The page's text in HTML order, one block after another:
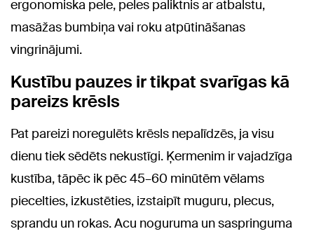
ergonomiska pele, peles paliktnis ar atbalstu,
masāžas bumbiņa vai roku atpūtināšanas
vingrinājumi.
Kustību pauzes ir tikpat svarīgas kā
pareizs krēsls
Pat pareizi noregulēts krēsls nepalīdzēs, ja visu
dienu tiek sēdēts nekustīgi. Ķermenim ir vajadzīga
kustība, tāpēc ik pēc 45–60 minūtēm vēlams
piecelties, izkustēties, izstaipīt muguru, plecus,
sprandu un rokas. Acu noguruma un saspringuma